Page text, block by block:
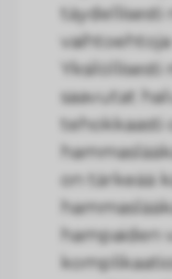
vaihtoehtoja
saavutat
tehokkaasti
on tärkeää
hampaiden